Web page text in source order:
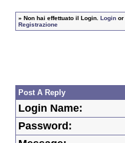
» Non hai effettuato il Login. Loginor
Registrazione
Post A Reply
Login Name:
Password: